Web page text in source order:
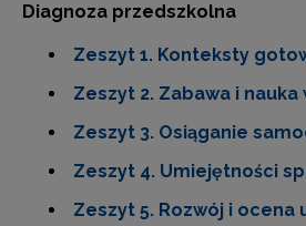
Diagnoza przedszkolna
Zeszyt 1. Konteksty
Zeszyt 2. Zabawa i nauka
Zeszyt 3. Osiąganie
Zeszyt 4. Umiejętności
Zeszyt 5. Rozwój i ocena